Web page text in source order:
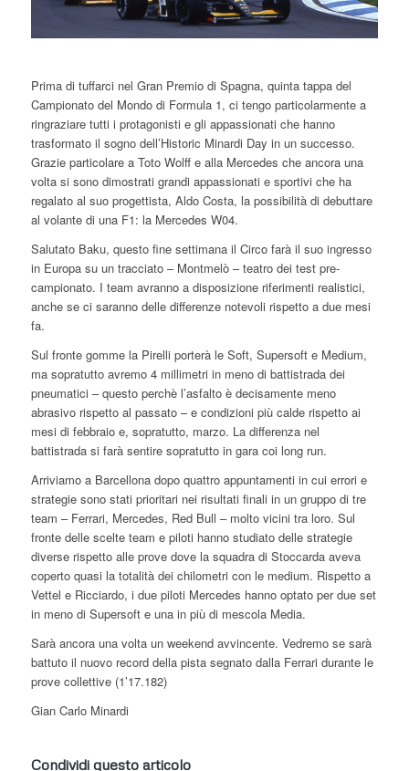
Prima di tuffarci nel Gran Premio di Spagna, quinta tappa del
Campionato del Mondo di Formula 1, ci tengo particolarmente a
ringraziare tutti i protagonisti e gli appassionati che hanno
trasformato il sogno dell’Historic Minardi Day in un successo.
Grazie particolare a Toto Wolff e alla Mercedes che ancora una
volta si sono dimostrati grandi appassionati e sportivi che ha
regalato al suo progettista, Aldo Costa, la possibilità di debuttare
al volante di una F1: la Mercedes W04.
Salutato Baku, questo fine settimana il Circo farà il suo ingresso
in Europa su un tracciato – Montmelò – teatro dei test pre-
campionato. I team avranno a disposizione riferimenti realistici,
anche se ci saranno delle differenze notevoli rispetto a due mesi
fa.
Sul fronte gomme la Pirelli porterà le Soft, Supersoft e Medium,
ma sopratutto avremo 4 millimetri in meno di battistrada dei
pneumatici – questo perchè l’asfalto è decisamente meno
abrasivo rispetto al passato – e condizioni più calde rispetto ai
mesi di febbraio e, sopratutto, marzo. La differenza nel
battistrada si farà sentire sopratutto in gara coi long run.
Arriviamo a Barcellona dopo quattro appuntamenti in cui errori e
strategie sono stati prioritari nei risultati finali in un gruppo di tre
team – Ferrari, Mercedes, Red Bull – molto vicini tra loro. Sul
fronte delle scelte team e piloti hanno studiato delle strategie
diverse rispetto alle prove dove la squadra di Stoccarda aveva
coperto quasi la totalità dei chilometri con le medium. Rispetto a
Vettel e Ricciardo, i due piloti Mercedes hanno optato per due set
in meno di Supersoft e una in più di mescola Media.
Sarà ancora una volta un weekend avvincente. Vedremo se sarà
battuto il nuovo record della pista segnato dalla Ferrari durante le
prove collettive (1’17.182)
Gian Carlo Minardi
Condividi questo articolo